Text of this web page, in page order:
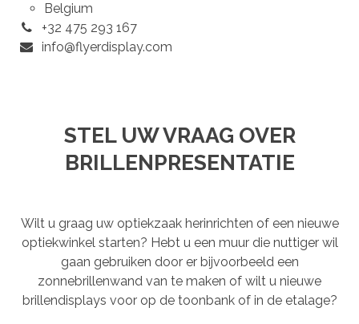
Belgium
+32 475 293 167
info@flyerdisplay.com
STEL UW VRAAG OVER
BRILLENPRESENTATIE
Wilt u graag uw optiekzaak herinrichten of een nieuwe
optiekwinkel starten? Hebt u een muur die nuttiger wil
gaan gebruiken door er bijvoorbeeld een
zonnebrillenwand van te maken of wilt u nieuwe
brillendisplays voor op de toonbank of in de etalage?